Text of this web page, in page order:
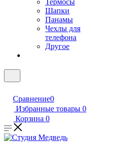
Термосы
Шапки
Панамы
Чехлы для
телефона
Другое
Сравнение0
Избранные товары 0
Корзина 0